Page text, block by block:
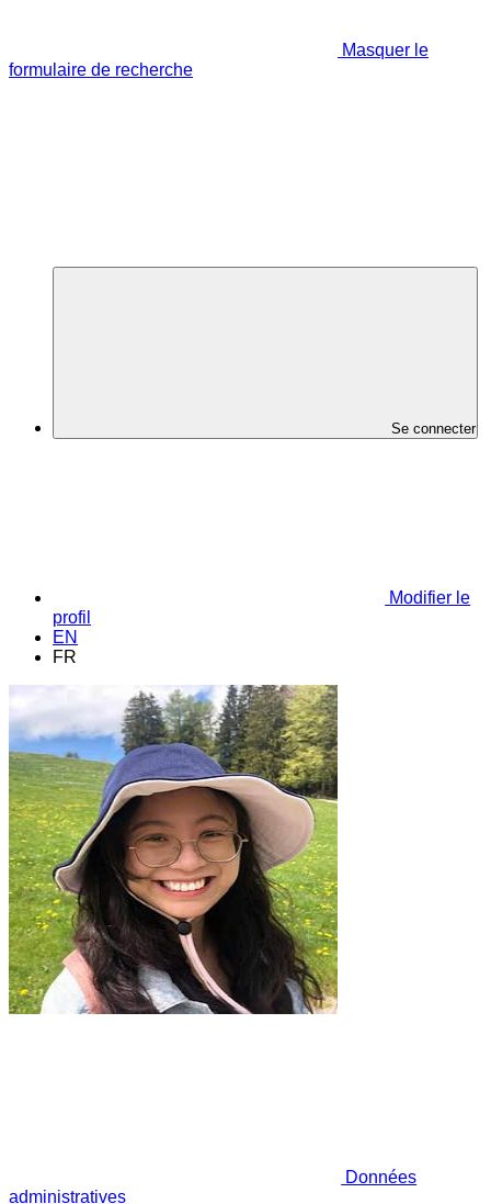
Masquer le
formulaire de recherche
Se connecter
Modifier le
profil
EN
FR
Données
administratives